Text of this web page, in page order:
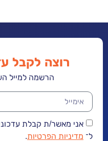
רוצה לקבל
הרשמה למייל העדכונים של NetKids
הפרטיות.